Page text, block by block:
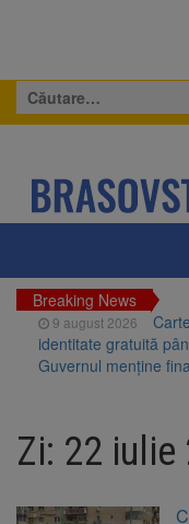
Caută
după:
Breaking News
9 august 2026
identitate gratuită
Guvernul menține
Brașovului vor fi
finanțare a fost
propriul record
Zi: 22 iulie